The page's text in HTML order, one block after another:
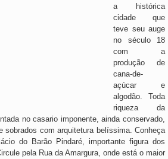
a histórica
cidade que
teve seu auge
no século 18
com a
produção de
cana-de-
açúcar e
algodão. Toda
riqueza da
no casario imponente, ainda conservado,
sobrados com arquitetura belíssima. Conheça
do Barão Pindaré, importante figura dos
pela Rua da Amargura, onde está o maior